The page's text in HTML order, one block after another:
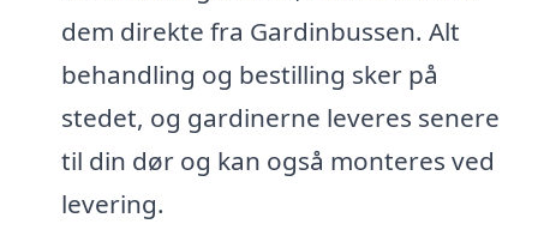
dem direkte fra Gardinbussen. Alt
behandling og bestilling sker på
stedet, og gardinerne leveres senere
til din dør og kan også monteres ved
levering.